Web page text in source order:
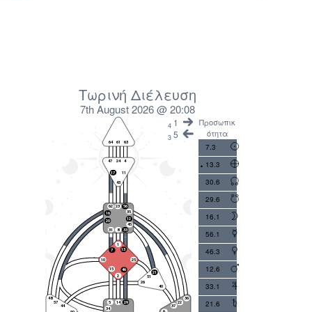
Τωρινή Διέλευση
7th August 2026 @ 20:08
4 1
35
Προσωπικ
ότητα
7.3
13.3
30.6
29.6
16.1
56.1
46.3
12.6
33.1
21.6